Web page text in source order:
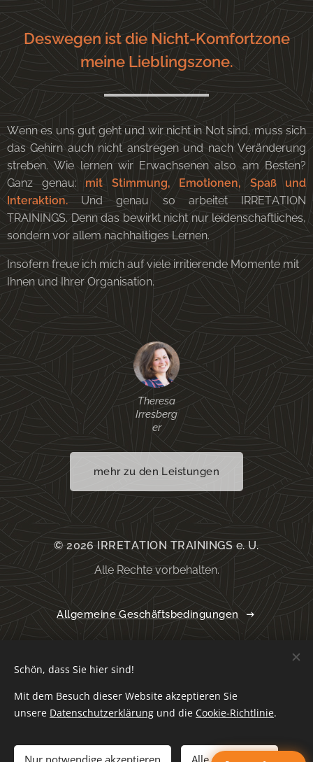
Deswegen ist die Nicht-Komfortzone
meine Lieblingszone.
Wenn es uns gut geht und wir nicht in Not sind, muss sich
das Gehirn auch nicht anstregen und nach Veränderung
streben. Wie lernen wir Erwachsenen also am Besten?
Ganz genau: mit Stimmung, Emotionen, Spaß und
Interaktion. Und genau so arbeitet IRRETATION
TRAININGS. Denn das bewirkt nicht nur leidenschaftliches,
sondern vor allem nachhaltiges Lernen.
Insofern freue ich mich auf viele irritierende Momente mit
Ihnen und Ihrer Organisation.
Theresa
Irresberg
er
mehr zu den Leistungen
© 2026 IRRETATION TRAININGS e. U.
Alle Rechte vorbehalten.
Allgemeine Geschäftsbedingungen
Datenschutzerklärung
Impressum Cookies
Sprachen
Schön, dass Sie hier sind!
Mit dem Besuch dieser Website akzeptieren Sie
unsere Datenschutzerklärung und die Cookie-Richtlinie.
Nur notwendige akzeptieren Alle akzeptieren